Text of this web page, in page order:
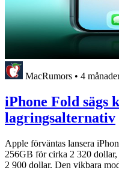
MacRumors • 4
iPhone Fold sägs
lagringsalternativ
Apple förväntas lansera
256GB för cirka 2 320
2 900 dollar. Den vikbara